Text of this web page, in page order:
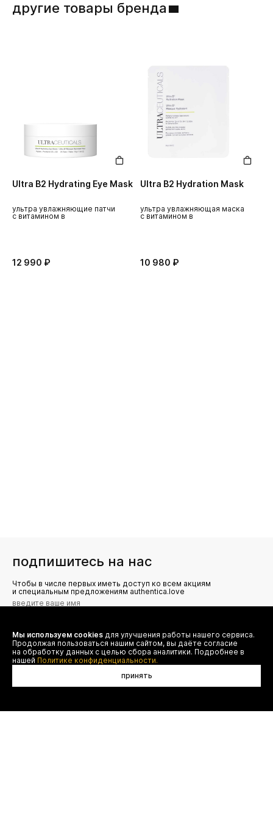
другие товары бренда
Ultra B2 Hydrating Eye Mask
ультра увлажняющие патчи
с витамином в
12 990 ₽
Ultra B2 Hydration Mask
ультра увлажняющая маска
с витамином в
10 980 ₽
подпишитесь на нас
Чтобы в числе первых иметь доступ ко всем акциям
и специальным предложениям authentica.love
Я даю согласие на сбор, обработку и хранение моих
персональных данных (имя, email, телефон) для получения
рекламных и информационных рассылок от ООО 'БТ
Юнайтед', а также ознакомлен(а) с
Политикой конфиденциальности
Мы используем cookies для улучшения работы нашего сервиса.
Продолжая пользоваться нашим сайтом, вы даёте согласие
на обработку данных с целью сбора аналитики. Подробнее в
нашей Политике конфиденциальности.
принять